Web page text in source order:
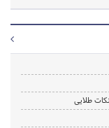
طلایی